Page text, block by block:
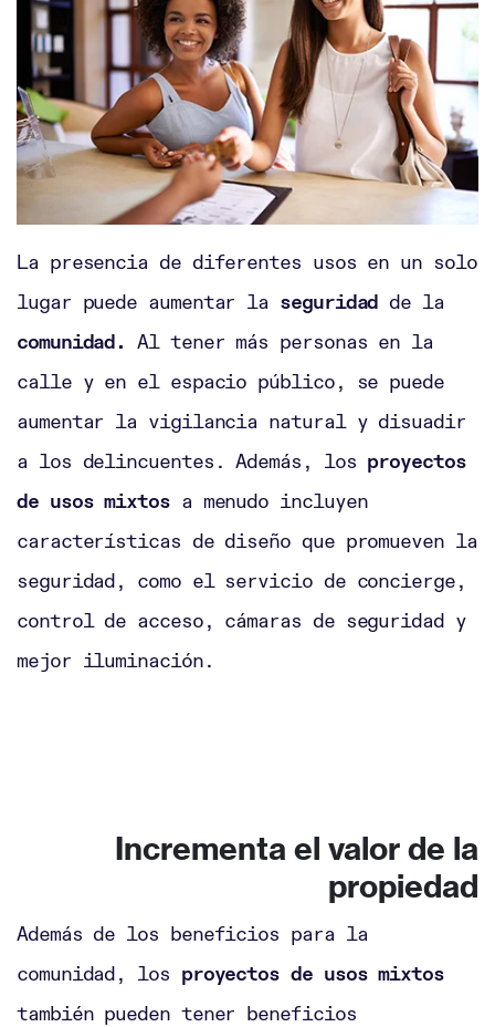
La presencia de diferentes usos en un solo
lugar puede aumentar la seguridad de la
comunidad. Al tener más personas en la
calle y en el espacio público, se puede
aumentar la vigilancia natural y disuadir
a los delincuentes. Además, los proyectos
de usos mixtosa menudo incluyen
características de diseño que promueven la
seguridad, como el servicio de concierge,
control de acceso, cámaras de seguridad y
mejor iluminación.
Incrementa el valor de la
propiedad
Además de los beneficios para la
comunidad, los proyectos de usos mixtos
también pueden tener beneficios